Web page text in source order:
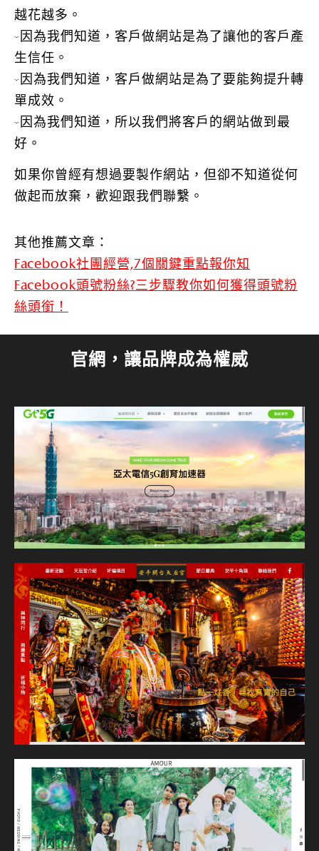
越花越多。
-因為我們知道，客戶做網站是為了讓他的客戶產
生信任。
-因為我們知道，客戶做網站是為了要能夠提升轉
單成效。
-因為我們知道，所以我們將客戶的網站做到最
好。
如果你曾經有想過要製作網站，但卻不知道從何
做起而放棄，歡迎跟我們聯繫。
其他推薦文章：
Facebook社團經營,7個關鍵重點報你知
Facebook頭號粉絲?三步驟教你如何獲得頭號粉
絲頭銜！
官網，讓品牌成為權威